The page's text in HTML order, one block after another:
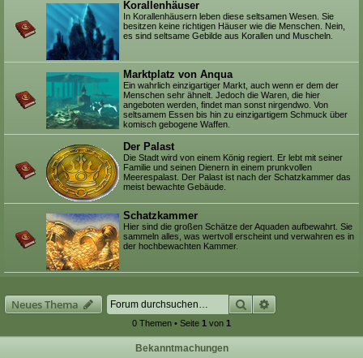
Korallenhäuser
In Korallenhäusern leben diese seltsamen Wesen. Sie
besitzen keine richtigen Häuser wie die Menschen. Nein,
es sind seltsame Gebilde aus Korallen und Muscheln.
Marktplatz von Anqua
Ein wahrlich einzigartiger Markt, auch wenn er dem der
Menschen sehr ähnelt. Jedoch die Waren, die hier
angeboten werden, findet man sonst nirgendwo. Von
seltsamem Essen bis hin zu einzigartigem Schmuck über
komisch gebogene Waffen.
Der Palast
Die Stadt wird von einem König regiert. Er lebt mit seiner
Familie und seinen Dienern in einem prunkvollen
Meerespalast. Der Palast ist nach der Schatzkammer das
meist bewachte Gebäude.
Schatzkammer
Hier sind die großen Schätze der Aquaden aufbewahrt. Sie
sammeln alles, was wertvoll erscheint und verwahren es in
der hochbewachten Kammer.
Neues Thema SucheErweiterte Suche
0 Themen • Seite 1 von 1
Bekanntmachungen